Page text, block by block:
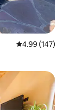
Calificación
4.99 (147)